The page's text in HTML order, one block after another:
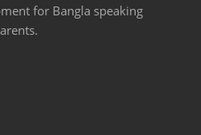
for Bangla speaking